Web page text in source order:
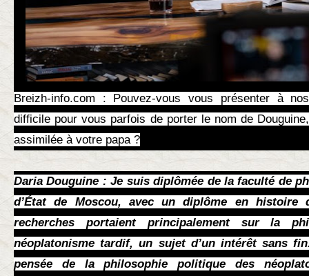
Breizh-info.com : Pouvez-vous vous présenter à
difficile pour vous parfois de porter le nom de
assimilée à votre papa ?
Daria Douguine : Je suis diplômée de la faculté de
d’État de Moscou, avec un diplôme en histoire
recherches portaient principalement sur la
néoplatonisme tardif, un sujet d’un intérêt sans
pensée de la philosophie politique des